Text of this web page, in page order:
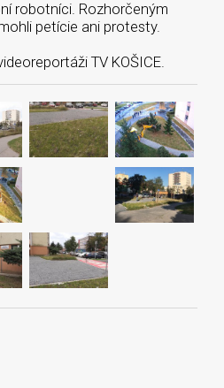
robotníci. Rozhorčeným
petície ani protesty.
TV KOŠICE.